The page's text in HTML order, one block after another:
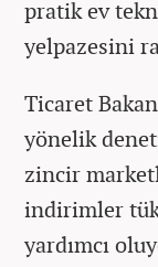
pratik ev
yelpazesini
Ticaret
yönelik
zincir
indirimler
yardımcı